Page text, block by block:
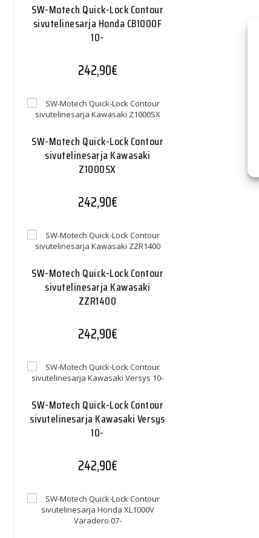
SW-Motech Quick-Lock Contour
sivutelinesarja Honda CB1000F
10-
242,90€
SW-Motech Quick-Lock Contour
sivutelinesarja Kawasaki
Z1000SX
242,90€
SW-Motech Quick-Lock Contour
sivutelinesarja Kawasaki
ZZR1400
242,90€
SW-Motech Quick-Lock Contour
sivutelinesarja Kawasaki Versys
10-
242,90€